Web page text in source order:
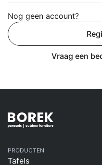
Nog geen account?
Vraag een
PRODUCTEN
Tafels